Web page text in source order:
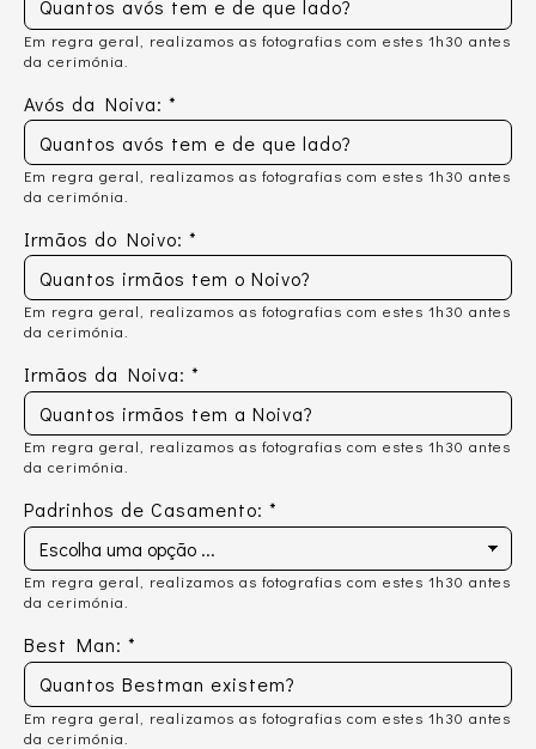
Em regra geral, realizamos as fotografias com estes 1h30 antes
da cerimónia.
Avós da Noiva: *
Em regra geral, realizamos as fotografias com estes 1h30 antes
da cerimónia.
Irmãos do Noivo: *
Em regra geral, realizamos as fotografias com estes 1h30 antes
da cerimónia.
Irmãos da Noiva: *
Em regra geral, realizamos as fotografias com estes 1h30 antes
da cerimónia.
Padrinhos de Casamento: *
Em regra geral, realizamos as fotografias com estes 1h30 antes
da cerimónia.
Best Man: *
Em regra geral, realizamos as fotografias com estes 1h30 antes
da cerimónia.